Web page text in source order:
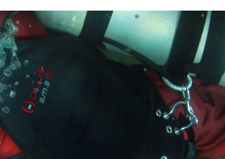
neues Forensystem
erreichbar.
aufgrund der
alten